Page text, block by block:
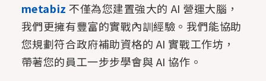
metabiz 不僅為您建置強大的 AI 營運大腦，
我們更擁有豐富的實戰內訓經驗。我們能協助
您規劃符合政府補助資格的 AI 實戰工作坊，
帶著您的員工一步步學會與 AI 協作。